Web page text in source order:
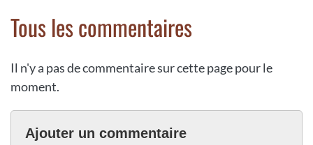
Tous les commentaires
Il n'y a pas de commentaire sur cette page pour le
moment.
Ajouter un commentaire